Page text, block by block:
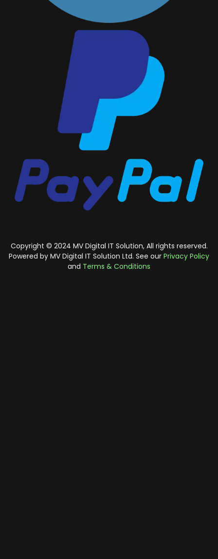
Copyright © 2024 MV Digital IT Solution, All rights reserved.
Powered by MV Digital IT Solution Ltd. See our Privacy Policy
and Terms & Conditions